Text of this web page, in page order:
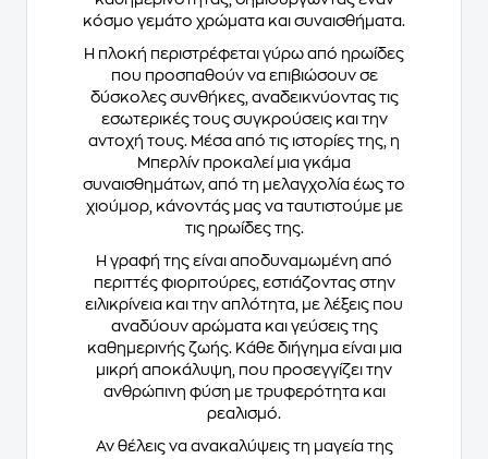
κόσμο γεμάτο χρώματα και συναισθήματα.
Η πλοκή περιστρέφεται γύρω από ηρωίδες
που προσπαθούν να επιβιώσουν σε
δύσκολες συνθήκες, αναδεικνύοντας τις
εσωτερικές τους συγκρούσεις και την
αντοχή τους. Μέσα από τις ιστορίες της, η
Μπερλίν προκαλεί μια γκάμα
συναισθημάτων, από τη μελαγχολία έως το
χιούμορ, κάνοντάς μας να ταυτιστούμε με
τις ηρωίδες της.
Η γραφή της είναι αποδυναμωμένη από
περιττές φιοριτούρες, εστιάζοντας στην
ειλικρίνεια και την απλότητα, με λέξεις που
αναδύουν αρώματα και γεύσεις της
καθημερινής ζωής. Κάθε διήγημα είναι μια
μικρή αποκάλυψη, που προσεγγίζει την
ανθρώπινη φύση με τρυφερότητα και
ρεαλισμό.
Αν θέλεις να ανακαλύψεις τη μαγεία της